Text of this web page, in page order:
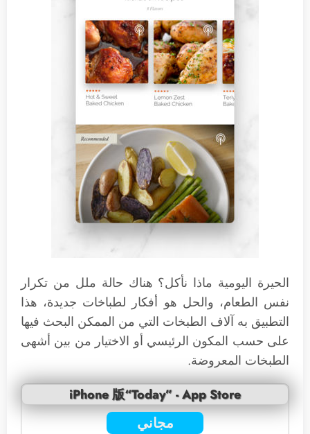
الحيرة اليومية ماذا نأكل؟ هناك حالة ملل من تكرار
نفس الطعام، والحل هو أفكار لطباخات جديدة، هذا
التطبيق به آلاف الطبخات التي من الممكن البحث فيها
على حسب المكون الرئيسي أو الاختيار من بين أشهى
الطبخات المعروضة.
iPhone 版“Today” - App Store
مجاني